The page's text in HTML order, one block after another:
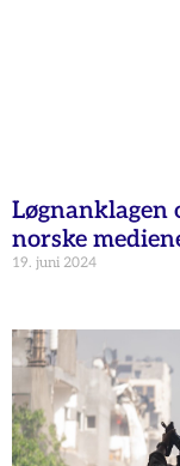
Løgnanklagen
norske
19. juni 2024